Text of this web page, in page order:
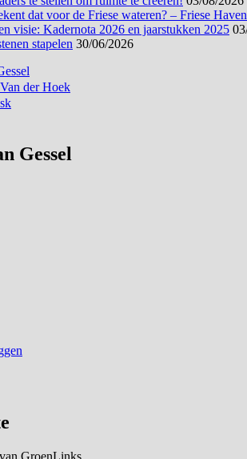
dat voor de Friese wateren? – Friese
visie: Kadernota 2026 en jaarstukken 2025
stapelen 30/06/2026
der Hoek
Gessel
GroenLinks.